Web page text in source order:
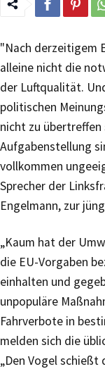
"Nach derzeitigem
alleine nicht die
der Luftqualität.
politischen
nicht zu übertreffen
Aufgabenstellung
vollkommen
Sprecher der
Engelmann, zur
„Kaum hat der
die EU-Vorgaben
einhalten und
unpopuläre
Fahrverbote in
melden sich die
„Den Vogel schießt